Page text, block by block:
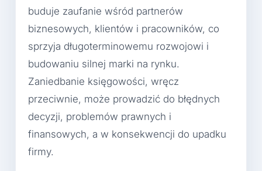
buduje zaufanie wśród partnerów
biznesowych, klientów i pracowników, co
sprzyja długoterminowemu rozwojowi i
budowaniu silnej marki na rynku.
Zaniedbanie księgowości, wręcz
przeciwnie, może prowadzić do błędnych
decyzji, problemów prawnych i
finansowych, a w konsekwencji do upadku
firmy.